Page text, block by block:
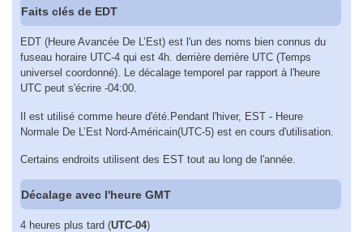
Faits clés de EDT
EDT (Heure Avancée De L’Est) est l'un des noms bien connus du
fuseau horaire UTC-4 qui est 4h. derrière derrière UTC (Temps
universel coordonné). Le décalage temporel par rapport à l'heure
UTC peut s'écrire -04:00.
Il est utilisé comme heure d'été.Pendant l'hiver, EST - Heure
Normale De L’Est Nord-Américain(UTC-5) est en cours d'utilisation.
Certains endroits utilisent des EST tout au long de l'année.
Décalage avec l'heure GMT
4 heures plus tard (UTC-04)